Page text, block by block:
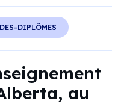
DIPLÔMES
au